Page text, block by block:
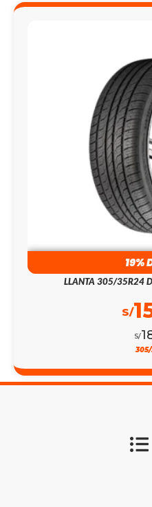
19%
LLANTA 305/35R24
S/
S/
305/